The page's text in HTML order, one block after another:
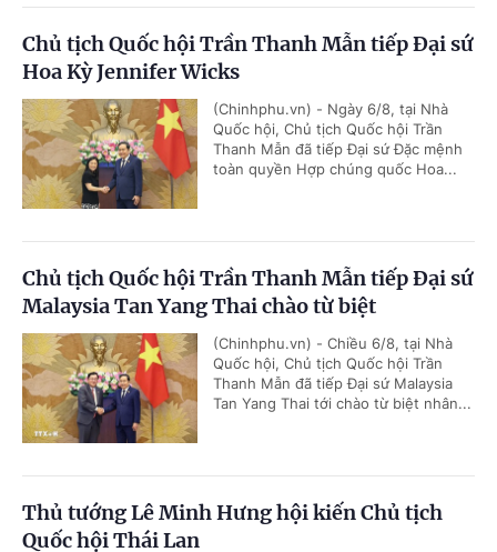
Chủ tịch Quốc hội Trần Thanh Mẫn tiếp Đại sứ
Hoa Kỳ Jennifer Wicks
(Chinhphu.vn) - Ngày 6/8, tại Nhà
Quốc hội, Chủ tịch Quốc hội Trần
Thanh Mẫn đã tiếp Đại sứ Đặc mệnh
toàn quyền Hợp chúng quốc Hoa...
Chủ tịch Quốc hội Trần Thanh Mẫn tiếp Đại sứ
Malaysia Tan Yang Thai chào từ biệt
(Chinhphu.vn) - Chiều 6/8, tại Nhà
Quốc hội, Chủ tịch Quốc hội Trần
Thanh Mẫn đã tiếp Đại sứ Malaysia
Tan Yang Thai tới chào từ biệt nhân...
Thủ tướng Lê Minh Hưng hội kiến Chủ tịch
Quốc hội Thái Lan